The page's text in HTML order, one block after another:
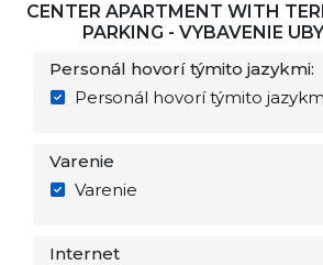
CENTER APARTMENT WITH
PARKING - VYBAVENIE
Personál hovorí týmito jazykmi:
Personál hovorí týmito
Varenie
Varenie
Internet